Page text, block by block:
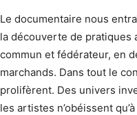
Le documentaire nous
la découverte de pratiques
commun et fédérateur, en
marchands. Dans tout le
prolifèrent. Des univers
les artistes n’obéissent